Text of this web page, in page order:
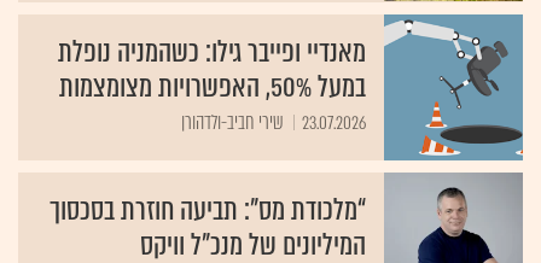
מאנדיי ופייבר גילו: כשהמניה נופלת
במעל 50%, האפשרויות מצומצמות
23.07.2026 שירי חביב-ולדהורן
“מלכודת מס”: תביעה חוזרת בסכסוך
המיליונים של מנכ"ל וויקס